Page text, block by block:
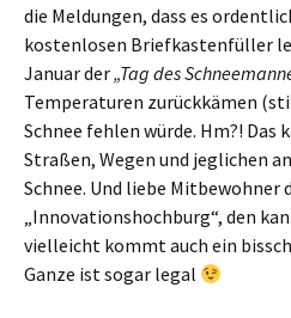
die Meldungen, dass es
kostenlosen Briefkastenfüller
Januar der„Tag des
Temperaturen zurückkämen
Schnee fehlen würde. Hm?! Das
Straßen, Wegen und jeglichen
Schnee. Und liebe Mitbewohner
„Innovationshochburg“, den
vielleicht kommt auch ein
Ganze ist sogar legal